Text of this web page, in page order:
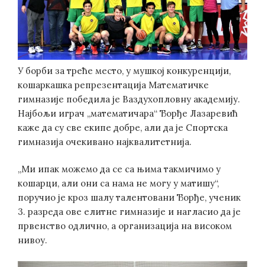
У борби за треће место, у мушкој конкуренцији,
кошаркашка репрезентација Математичке
гимназије победила је Ваздухопловну академију.
Најбољи играч „математичара“ Ђорђе Лазаревић
каже да су све екипе добре, али да је Спортска
гимназија очекивано најквалитетнија.
„Ми ипак можемо да се са њима такмичимо у
кошарци, али они са нама не могу у матишу“,
поручио је кроз шалу талентовани Ђорђе, ученик
3. разреда ове елитне гимназије и нагласио да је
првенство одлично, а организација на високом
нивоу.